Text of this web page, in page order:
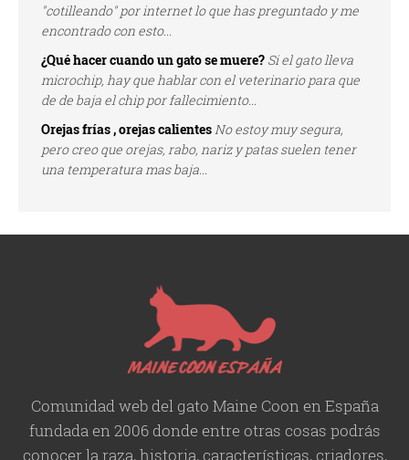
"cotilleando" por internet lo que has preguntado y me
encontrado con esto...
¿Qué hacer cuando un gato se muere? Si el gato lleva
microchip, hay que hablar con el veterinario para que
de de baja el chip por fallecimiento...
Orejas frías , orejas calientesNo estoy muy segura,
pero creo que orejas, rabo, nariz y patas suelen tener
una temperatura mas baja...
Comunidad web del gato Maine Coon en España
fundada en 2006 donde entre otras cosas podrás
conocer la raza, historia,características, criadores,